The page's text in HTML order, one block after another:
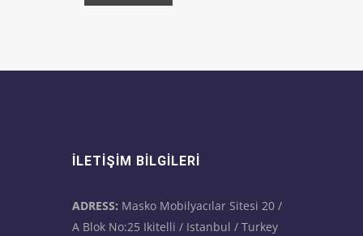
İLETIŞIM BILGILERI
ADRESS: Masko Mobilyacılar Sitesi 20 /
A Blok No:25 Ikitelli / Istanbul / Turkey